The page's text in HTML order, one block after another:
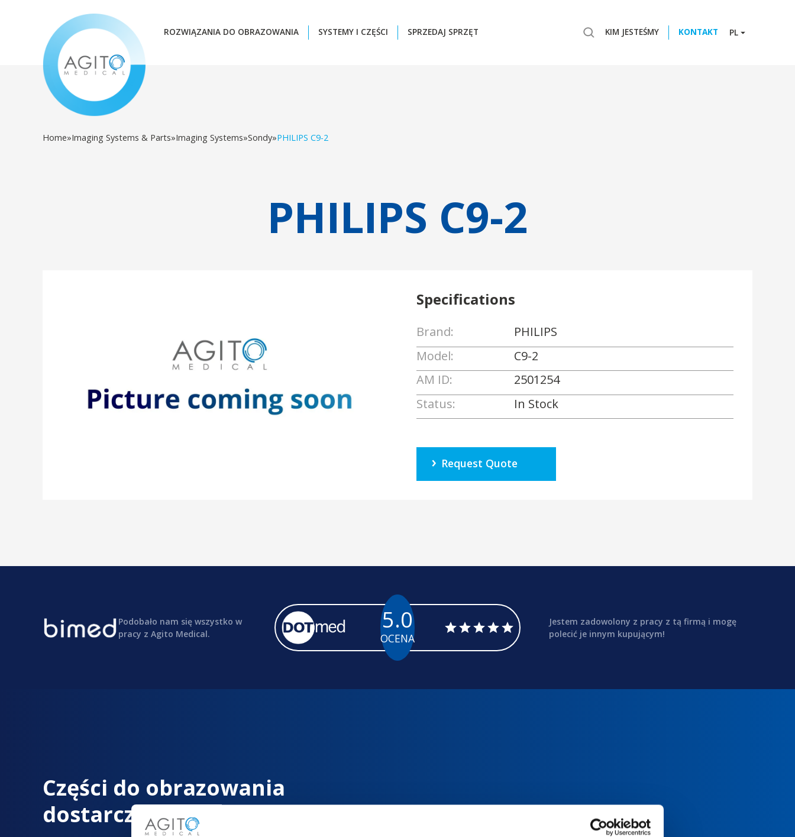
ROZWIĄZANIA DO OBRAZOWANIA SYSTEMY I CZĘŚCI SPRZEDAJ SPRZĘT KIM JESTEŚMY KONTAKT PL
Home»Imaging Systems & Parts»Imaging Systems»Sondy»PHILIPS C9-2
PHILIPS C9-2
Specifications
Brand:
PHILIPS
Model:
C9-2
AM ID:
2501254
Status:
In Stock
Request Quote
Podobało nam się wszystko w
pracy z Agito Medical.
5.0
OCENA
Jestem zadowolony z pracy z tą firmą i mogę
polecić je innym kupującym!
Części do obrazowania
dostarczane z dużą prędkością